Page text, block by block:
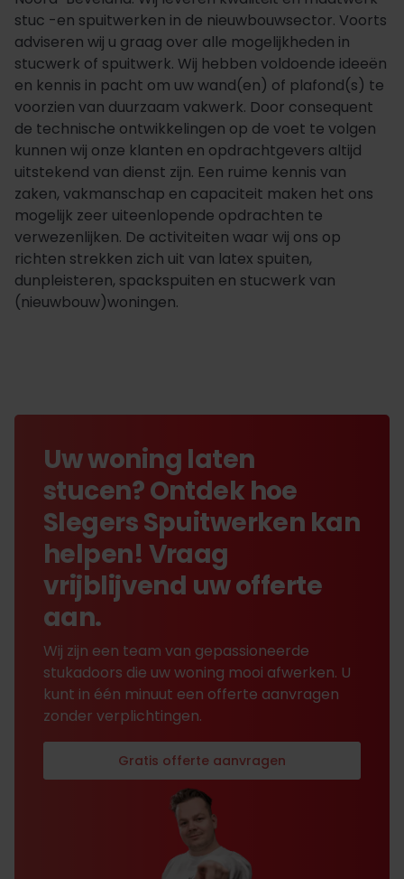
stuc -en spuitwerken in de nieuwbouwsector. Voorts
adviseren wij u graag over alle mogelijkheden in
stucwerk of spuitwerk. Wij hebben voldoende ideeën
en kennis in pacht om uw wand(en) of plafond(s) te
voorzien van duurzaam vakwerk. Door consequent
de technische ontwikkelingen op de voet te volgen
kunnen wij onze klanten en opdrachtgevers altijd
uitstekend van dienst zijn. Een ruime kennis van
zaken, vakmanschap en capaciteit maken het ons
mogelijk zeer uiteenlopende opdrachten te
verwezenlijken. De activiteiten waar wij ons op
richten strekken zich uit van latex spuiten,
dunpleisteren, spackspuiten en stucwerk van
(nieuwbouw)woningen.
Uw woning laten
stucen? Ontdek hoe
Slegers Spuitwerken kan
helpen! Vraag
vrijblijvend uw offerte
aan.
Wij zijn een team van gepassioneerde
stukadoors die uw woning mooi afwerken. U
kunt in één minuut een offerte aanvragen
zonder verplichtingen.
Gratis offerte aanvragen